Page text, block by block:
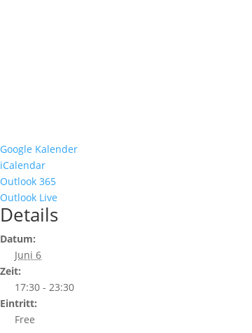
Google Kalender
iCalendar
Outlook 365
Outlook Live
Details
Datum:
Juni 6
Zeit:
17:30 - 23:30
Eintritt:
Free